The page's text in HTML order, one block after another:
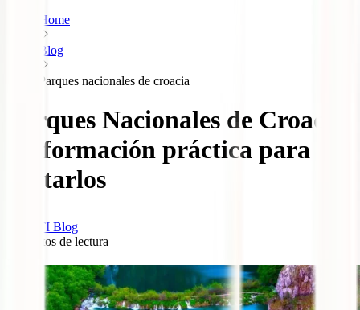
Home
Blog
Parques nacionales de croacia
Parques Nacionales de Croacia
| Información práctica para
visitarlos
IATI Blog
minutos de lectura